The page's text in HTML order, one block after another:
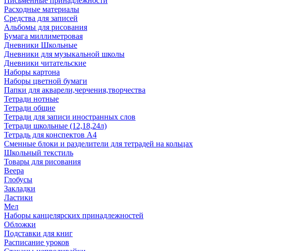
Расходные материалы
Средства для записей
Альбомы для рисования
Бумага миллиметровая
Дневники Школьные
Дневники для музыкальной школы
Дневники читательские
Наборы картона
Наборы цветной бумаги
Папки для акварели,черчения,творчества
Тетради нотные
Тетради общие
Тетради для записи иностранных слов
Тетради школьные (12,18,24л)
Тетрадь для конспектов А4
Сменные блоки и разделители для тетрадей на кольцах
Школьный текстиль
Товары для рисования
Веера
Глобусы
Закладки
Ластики
Мел
Наборы канцелярских принадлежностей
Обложки
Подставки для книг
Расписание уроков